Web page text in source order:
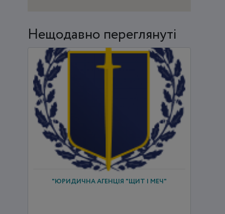
Нещодавно переглянуті
"ЮРИДИЧНА АГЕНЦІЯ "ЩИТ І МЕЧ"